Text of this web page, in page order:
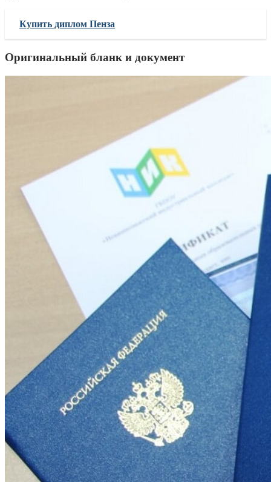
Купить диплом Пенза
Оригинальный бланк и документ